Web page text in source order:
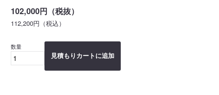
102,000円（税抜）
112,200円（税込）
数量
見積もりカートに追加